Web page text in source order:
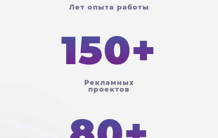
Лет опыта работы
150+
Рекламных
проектов